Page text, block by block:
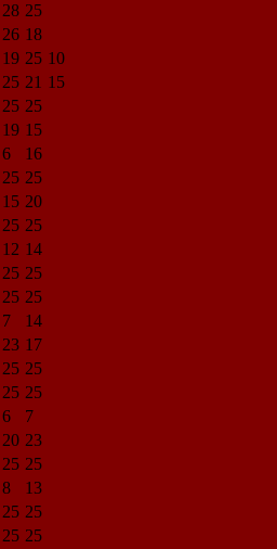
28 25
26 18
19 25 10
25 21 15
25 25
19 15
6
16
25 25
15 20
25 25
12 14
25 25
25 25
7
14
23 17
25 25
25 25
6
7
20 23
25 25
8
13
25 25
25 25